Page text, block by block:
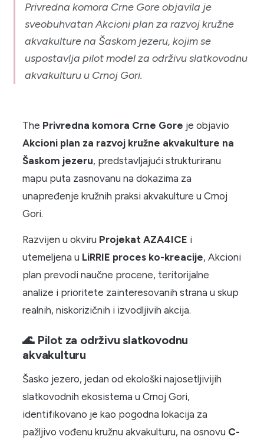
Privredna komora Crne Gore objavila je
sveobuhvatan Akcioni plan za razvoj kružne
akvakulture na Šaskom jezeru, kojim se
uspostavlja pilot model za održivu slatkovodnu
akvakulturu u Crnoj Gori.
The Privredna komora Crne Gore je objavio
Akcioni plan za razvoj kružne akvakulture na
Šaskom jezeru, predstavljajući strukturiranu
mapu puta zasnovanu na dokazima za
unapređenje kružnih praksi akvakulture u Crnoj
Gori.
Razvijen u okviru Projekat AZA4ICE i
utemeljena u LiRRIE proces ko-kreacije, Akcioni
plan prevodi naučne procene, teritorijalne
analize i prioritete zainteresovanih strana u skup
realnih, niskorizičnih i izvodljivih akcija.
🌊 Pilot za održivu slatkovodnu
akvakulturu
Šasko jezero, jedan od ekološki najosetljivijih
slatkovodnih ekosistema u Crnoj Gori,
identifikovano je kao pogodna lokacija za
pažljivo vođenu kružnu akvakulturu, na osnovu C-